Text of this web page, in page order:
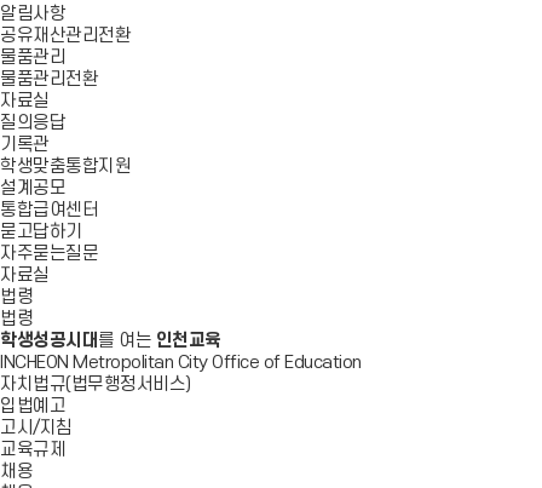
알림사항
공유재산관리전환
물품관리
물품관리전환
자료실
질의응답
기록관
학생맞춤통합지원
설계공모
통합급여센터
묻고답하기
자주묻는질문
자료실
법령
법령
학생성공시대 를 여는 인천교육
INCHEON Metropolitan City Office of Education
자치법규(법무행정서비스)
입법예고
고시/지침
교육규제
채용